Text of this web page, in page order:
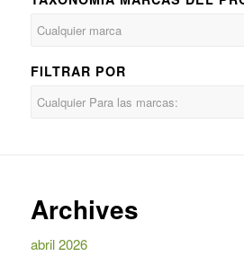
FILTRAR POR
Archives
abril 2026